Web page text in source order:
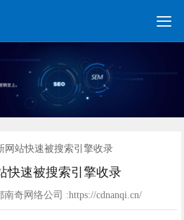

首页
网站建设
网站制作
关键词优化
朋友圈广告
竞价托管
网络营销
网络推广
软件开发
新媒体运营
网站快速被搜索引擎收录
快速被搜索引擎收录
奇网络公司 :https://cdnanqi.cn/